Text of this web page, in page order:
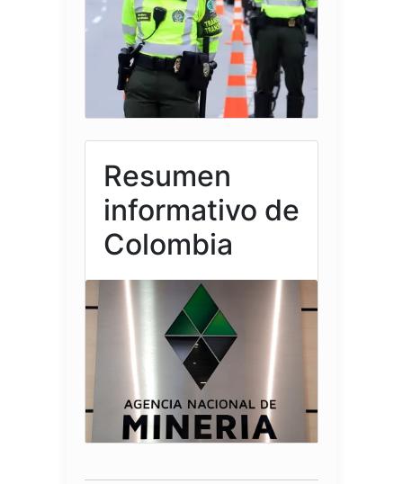
Resumen
informativo de
Colombia